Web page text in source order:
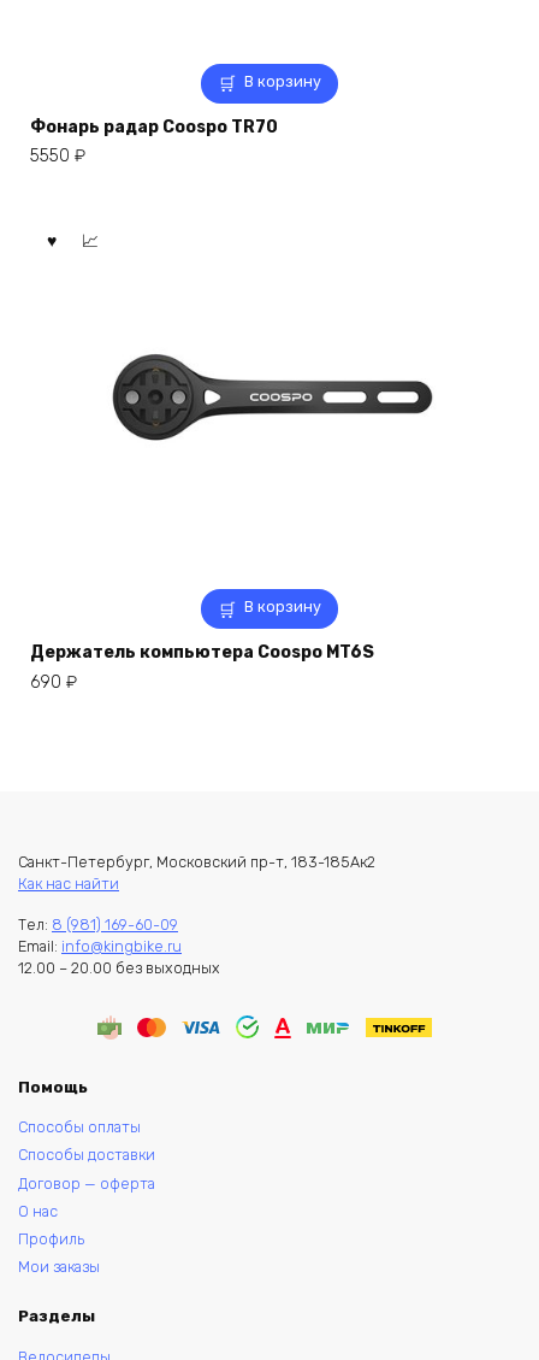
В корзину
Фонарь радар Coospo TR70
5550 ₽
В корзину
Держатель компьютера Coospo MT6S
690 ₽
Санкт-Петербург, Московский пр-т, 183-185Ак2
Как нас найти
Тел: 8 (981) 169-60-09
Email: info@kingbike.ru
12.00 – 20.00 без выходных
Помощь
Способы оплаты
Способы доставки
Договор — оферта
О нас
Профиль
Мои заказы
Разделы